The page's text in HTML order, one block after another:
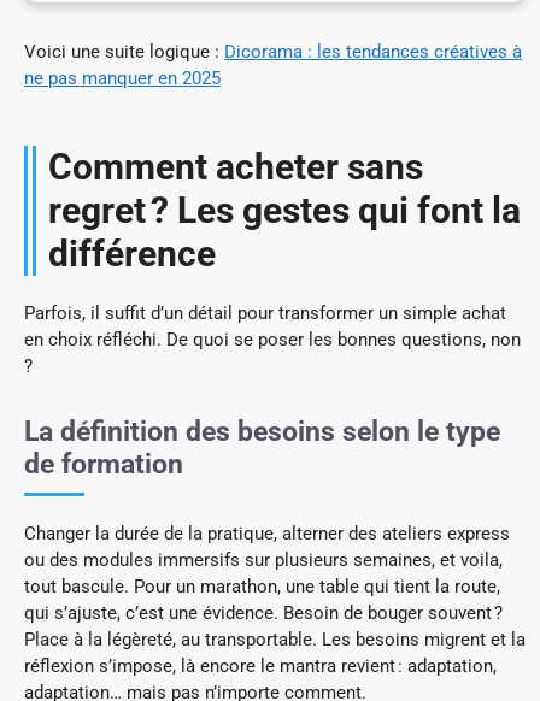
Voici une suite logique : Dicorama : les tendances créatives à
ne pas manquer en 2025
Comment acheter sans
regret ? Les gestes qui font la
différence
Parfois, il suffit d’un détail pour transformer un simple achat
en choix réfléchi. De quoi se poser les bonnes questions, non
?
La définition des besoins selon le type
de formation
Changer la durée de la pratique, alterner des ateliers express
ou des modules immersifs sur plusieurs semaines, et voila,
tout bascule. Pour un marathon, une table qui tient la route,
qui s’ajuste, c’est une évidence. Besoin de bouger souvent ?
Place à la légèreté, au transportable. Les besoins migrent et la
réflexion s’impose, là encore le mantra revient : adaptation,
adaptation… mais pas n’importe comment.